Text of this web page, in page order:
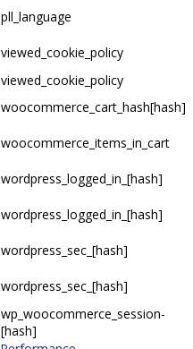
pll_language
viewed_cookie_policy
viewed_cookie_policy
woocommerce_cart_hash[hash]
woocommerce_items_in_cart
wordpress_logged_in_[hash]
wordpress_logged_in_[hash]
wordpress_sec_[hash]
wordpress_sec_[hash]
wp_woocommerce_session-
[hash]